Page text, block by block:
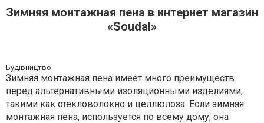
Зимняя монтажная пена в интернет магазин
«Soudal»
Будівництво
Зимняя монтажная пена имеет много преимуществ
перед альтернативными изоляционными изделиями,
такими как стекловолокно и целлюлоза. Если зимняя
монтажная пена, используется по всему дому, она